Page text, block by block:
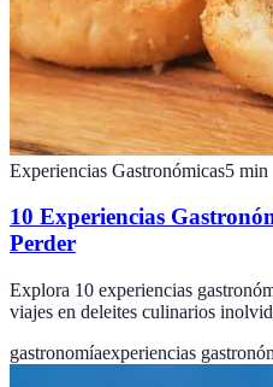
Experiencias Gastronómicas5 min
10 Experiencias
Perder
Explora 10 experiencias
viajes en deleites culinarios
gastronomíaexperiencias